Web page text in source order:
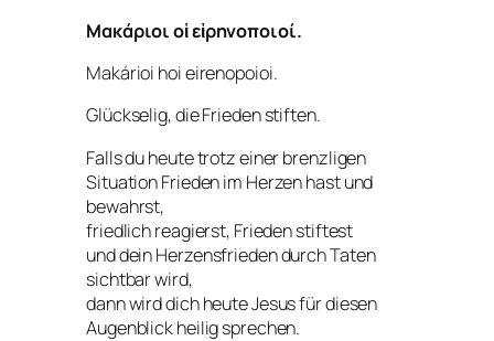
Μακάριοι οἱ εἰρηνοποιοί.
Makárioi hoi eirenopoioi.
Glückselig, die Frieden stiften.
Falls du heute trotz einer brenzligen
Situation Frieden im Herzen hast und
bewahrst,
friedlich reagierst, Frieden stiftest
und dein Herzensfrieden durch Taten
sichtbar wird,
dann wird dich heute Jesus für diesen
Augenblick heilig sprechen.